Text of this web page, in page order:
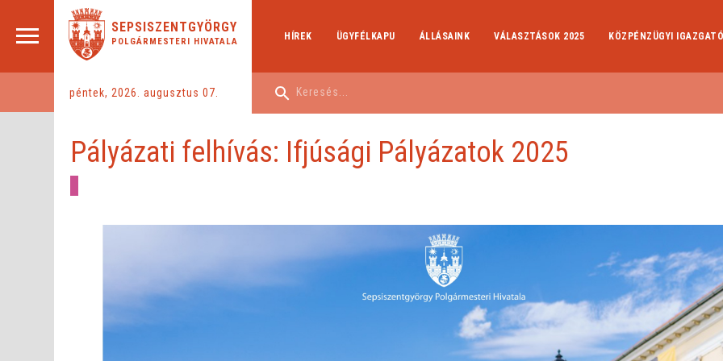
SEPSISZENTGYÖRGY
POLGÁRMESTERI HIVATALA
péntek, 2026. augusztus 07.
HÍREK ÜGYFÉLKAPU ÁLLÁSAINK VÁLASZTÁSOK 2025 KÖZPÉNZÜGYI
Pályázati felhívás: Ifjúsági Pályázatok 2025